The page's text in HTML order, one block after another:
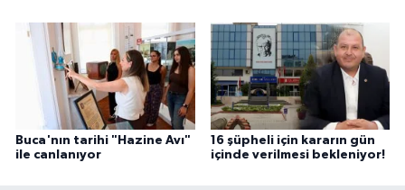
Buca'nın tarihi "Hazine Avı"
ile canlanıyor
16 şüpheli için kararın gün
içinde verilmesi bekleniyor!